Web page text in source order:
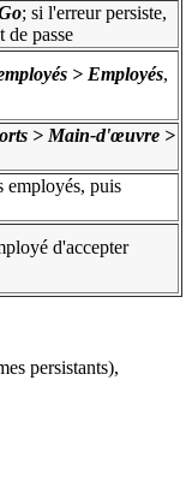
; si l'erreur persiste,
de passe
> Employés,
> Main-d'œuvre >
employés, puis
d'accepter
persistants),